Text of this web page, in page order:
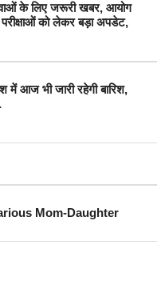
के लिए जरूरी खबर, आयोग
परीक्षाओं को लेकर बड़ा अपडेट,
आज भी जारी रहेगी बारिश,
Mom-Daughter